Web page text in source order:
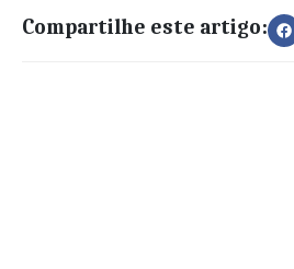
Compartilhe este artigo: